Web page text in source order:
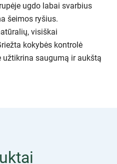
ugdo labai svarbius
šeimos ryšius.
visiškai
kokybės kontrolė
užtikrina saugumą ir aukštą